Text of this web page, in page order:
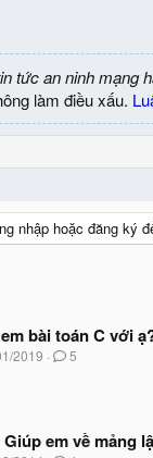
tức an ninh mạng
làm điều xấu.
nhập hoặc đăng ký
bài toán C với
2019 5
Giúp em về mảng